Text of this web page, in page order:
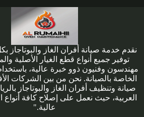
نقدم خدمة صيانة أفران الغاز والبوتاجاز
توفير جميع أنواع قطع الغيار الأصلية
مهندسون وفنيون ذوو خبرة عالية،
الخاصة بالصيانة. نحن من بين الشركات
صيانة وتنظيف أفران الغاز والبوتاجاز
العربية، حيث نعمل على إصلاح كافة أنواع
عالية."